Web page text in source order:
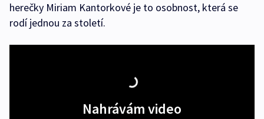
herečky Miriam Kantorkové je to osobnost, která se
rodí jednou za století.
Nahrávám video